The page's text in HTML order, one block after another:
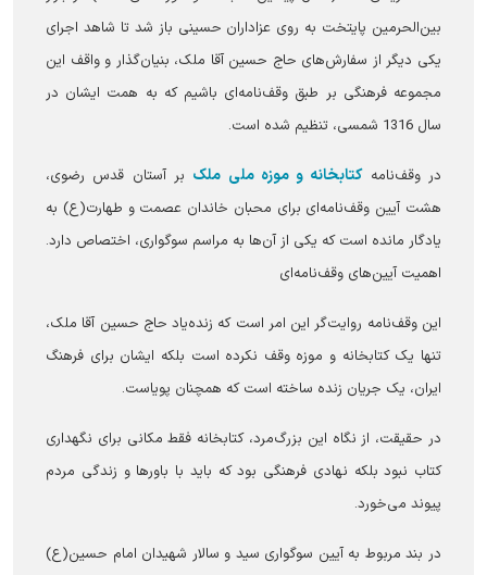
بین‌الحرمین پایتخت به روی عزاداران حسینی باز شد تا شاهد اجرای
یکی دیگر از سفارش‌های حاج حسین آقا ملک، بنیان‌گذار و واقف این
مجموعه فرهنگی بر طبق وقف‌نامه‌ای باشیم که به همت ایشان در
سال 1316 شمسی، تنظیم شده است.
در وقف‌نامهکتابخانه و موزه ملی ملک بر آستان قدس رضوی،
هشت آیین وقف‌نامه‌ای برای محبان خاندان عصمت و طهارت(ع) به
یادگار مانده است که یکی از آن‌ها به مراسم سوگواری، اختصاص دارد.
اهمیت آیین‌های وقف‌نامه‌ای
این وقف‌نامه روایت‌گر این امر است که زنده‌یاد حاج حسین آقا ملک،
تنها یک کتابخانه و موزه وقف نکرده است بلکه ایشان برای فرهنگ
ایران، یک جریان زنده ساخته است که همچنان پویاست.
در حقیقت، از نگاه این بزرگ‌مرد، کتابخانه فقط مکانی برای نگهداری
کتاب نبود بلکه نهادی فرهنگی بود که باید با باورها و زندگی مردم
پیوند می‌خورد.
در بند مربوط به آیین سوگواری سید و سالار شهیدان امام حسین(ع)